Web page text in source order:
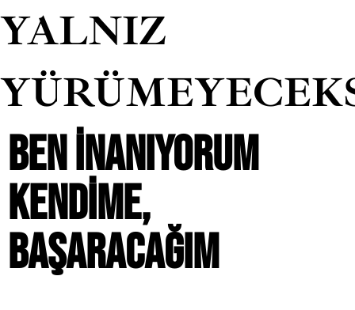
YALNIZ
BEN INANIYORUM
KENDIME,
BAŞARACAĞIM